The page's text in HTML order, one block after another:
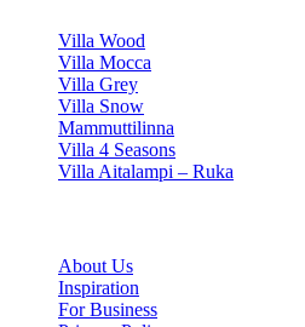
Villa Wood
Villa Mocca
Villa Grey
Villa Snow
Mammuttilinna
Villa 4 Seasons
Villa Aitalampi – Ruka
About Us
Inspiration
For Business